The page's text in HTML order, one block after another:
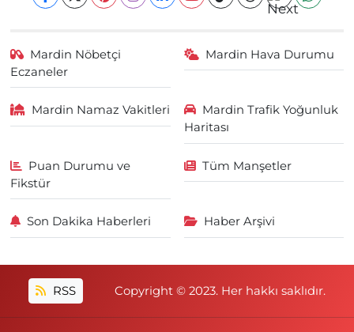
Mardin Nöbetçi
Eczaneler
Mardin Hava Durumu
Mardin Namaz Vakitleri
Mardin Trafik Yoğunluk
Haritası
Puan Durumu ve
Fikstür
Tüm Manşetler
Son Dakika Haberleri Haber Arşivi
RSS Copyright © 2023. Her hakkı saklıdır.